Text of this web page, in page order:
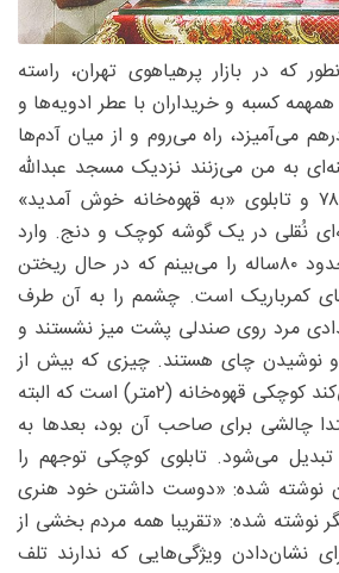
که در بازار پرهیاهوی تهران، راسته
کسبه و خریداران با عطر ادویه‌ها و
می‌آمیزد، راه می‌روم و از میان آدم‌ها
به من می‌زنند نزدیک مسجد عبدالله
خان، توجهم به پلاک ۷۸ و تابلوی «به قهوه‌خانه خوش آمدید»
نُقلی در یک گوشه کوچک و دنج. وارد
که می‌شوم، پیرمردی حدود ۸۰‌ساله را می‌بینم که در حال ریختن
کمرباریک است. چشمم را به آن طرف
مرد روی صندلی‌ پشت میز نشستند و
نوشیدن چای هستند. چیزی که بیش از
اندازه مرا شگفت‌زده می‌کند کوچکی قهوه‌خانه (۲متر) است که البته
چالشی برای صاحب آن بود، بعدها به
می‌شود. تابلوی کوچکی توجهم را
نوشته شده: «دوست داشتن خود هنری
نوشته شده: «تقریبا همه مردم بخشی از
نشان‌دادن ویژگی‌هایی که ندارند تلف